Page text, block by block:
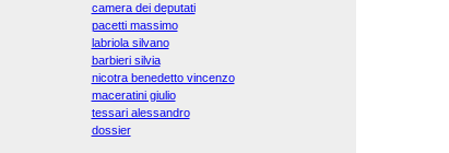
camera dei deputati
pacetti massimo
labriola silvano
barbieri silvia
nicotra benedetto vincenzo
maceratini giulio
tessari alessandro
dossier